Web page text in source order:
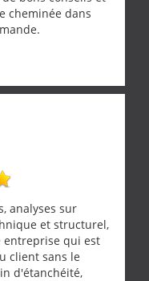
cheminée dans
analyses sur
et structurel,
entreprise qui est
client sans le
d'étanchéité,